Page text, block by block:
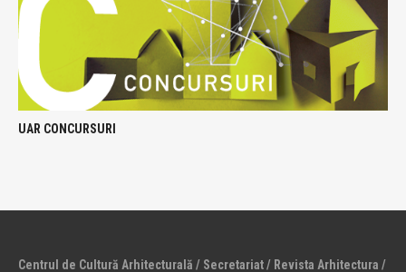
UAR CONCURSURI
Centrul de Cultură Arhitecturală / Secretariat / Revista Arhitectura /